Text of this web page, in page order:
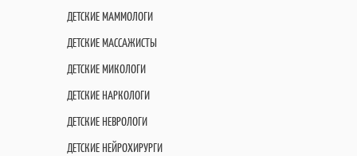
ДЕТСКИЕ МАММОЛОГИ
ДЕТСКИЕ МАССАЖИСТЫ
ДЕТСКИЕ МИКОЛОГИ
ДЕТСКИЕ НАРКОЛОГИ
ДЕТСКИЕ НЕВРОЛОГИ
ДЕТСКИЕ НЕЙРОХИРУРГИ